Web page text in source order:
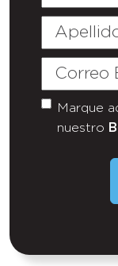
Pila
Apellido
Correo
Untitled
Marque
nuestro